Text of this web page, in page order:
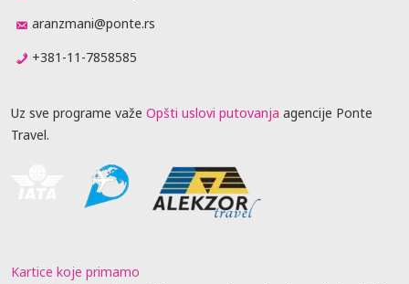
aranzmani@ponte.rs
+381-11-7858585
Uz sve programe važe Opšti uslovi putovanja agencije Ponte
Travel.
Kartice koje primamo